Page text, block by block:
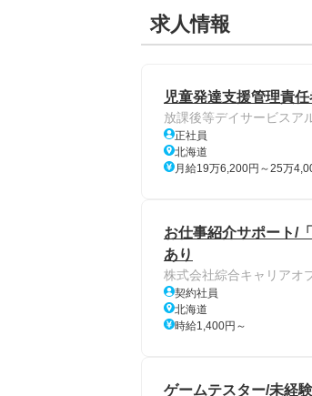
求人情報
児童発達支援管理責
放課後等デイサービスア
正社員
北海道
月給19万6,200円～25万
お仕事紹介サポート/
あり
株式会社綜合キャリアオ
契約社員
北海道
時給1,400円～
ゲームテスター/未経